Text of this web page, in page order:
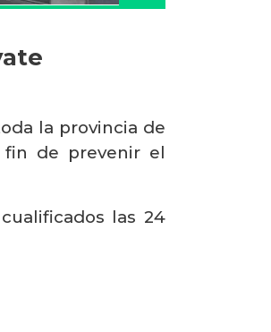
la provincia de
fin de prevenir el
las 24